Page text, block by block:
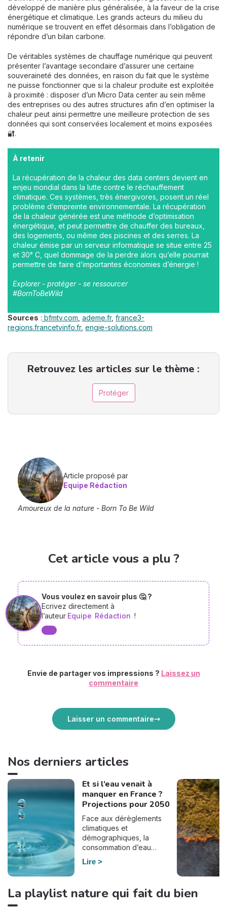
développé de manière plus généralisée, à la faveur de la crise
énergétique et climatique. Les grands acteurs du milieu du
numérique se trouvent en effet désormais dans l’obligation de
répondre d’un bilan carbone.
De véritables systèmes de chauffage numérique qui peuvent
présenter l’avantage secondaire d’assurer une certaine
souveraineté des données, en raison du fait que le système
ne puisse fonctionner que si la chaleur produite est exploitée
à proximité : disposer d’un Micro Data center au sein même
des entreprises ou des autres structures afin d’en optimiser la
chaleur peut ainsi permettre une meilleure protection de ses
données qui sont conservées localement et moins exposées
🔐.
À retenir
La récupération de la chaleur des data centers devient en
enjeu mondial dans la lutte contre le réchauffement
climatique. Ces systèmes, très énergivores, posent un réel
problème d’empreinte environnementale. La récupération
de la chaleur générée est une méthode d’optimisation
énergétique, et peut permettre de chauffer des bureaux,
des logements, ou même des piscines et des serres. La
chaleur émise par un serveur informatique se situe entre 25
et 30° C, quel dommage de la perdre alors qu’elle pourrait
permettre de faire d’importantes économies d’énergie !
Explorer - protéger - se ressourcer
#BornToBeWild
Sources : bfmtv.com, ademe.fr, france3-
regions.francetvinfo.fr, engie-solutions.com
Retrouvez les articles sur le thème :
Protéger
Article proposé par
Equipe Rédaction
Amoureux de la nature - Born To Be Wild
Cet article vous a plu ?
Vous voulez en savoir plus 🤔 ?
Ecrivez directement à
l’auteur Equipe Rédaction !
Envie de partager vos impressions ? Laissez un
commentaire
Laisser un commentaire
Nos derniers articles
Et si l’eau venait à
manquer en France ?
Projections pour 2050
Face aux dérèglements
climatiques et
démographiques, la
consommation d’eau
pourrait bien doubler en
France d’ici à 2050. En
Stratégie, commandé par
Lire
La playlist nature qui fait du bien